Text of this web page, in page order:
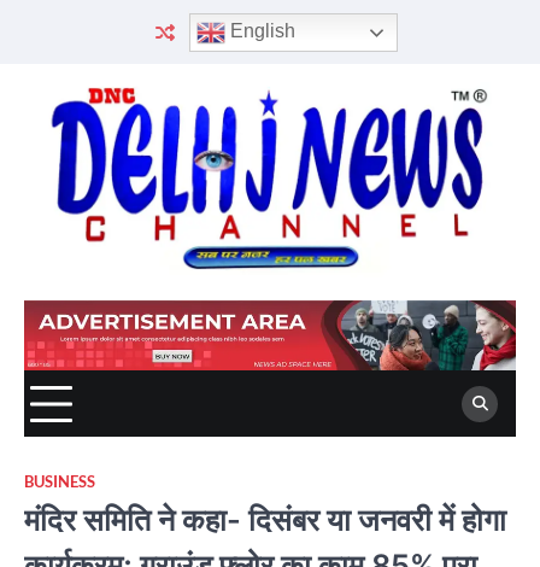
English
BUSINESS
मंदिर समिति ने कहा- दिसंबर या जनवरी में होगा